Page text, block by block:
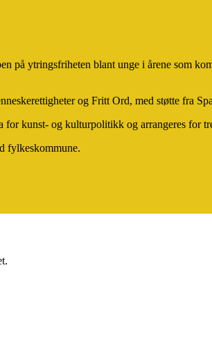
på ytringsfriheten blant unge i årene som
og Fritt Ord, med støtte fra
kunst- og kulturpolitikk og arrangeres for
fylkeskommune.